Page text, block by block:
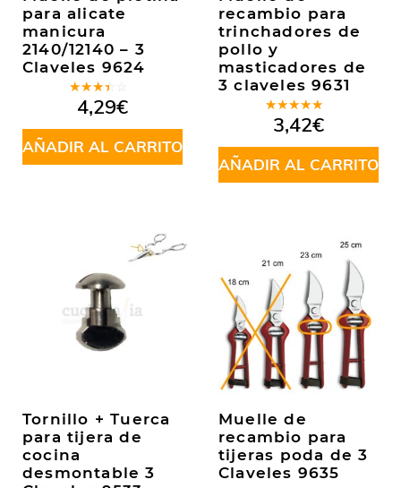
para alicate
manicura
2140/12140 – 3
Claveles 9624
Valorado
en
3.00
de 5
4,29€
AÑADIR AL CARRITO
recambio para
trinchadores de
pollo y
masticadores de
3 claveles 9631
Valorado
en5.00de
5
3,42€
AÑADIR AL CARRITO
Tornillo + Tuerca
para tijera de
cocina
desmontable 3
Muelle de
recambio para
tijeras poda de 3
Claveles 9635